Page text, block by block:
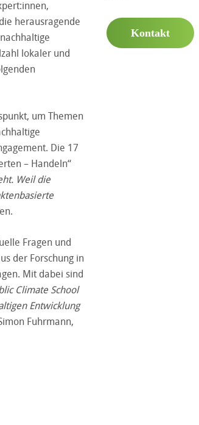
herausragende
lokaler und
um Themen
Die 17
– Handeln“
Weil die
Fragen und
der Forschung in
Mit dabei sind
Climate School
Entwicklung
Fuhrmann,
Kontakt